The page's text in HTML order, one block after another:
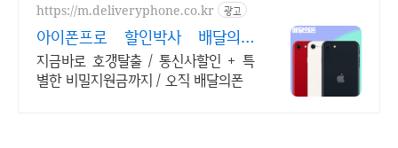
https://m.deliveryphone.co.kr 광고
아이폰프로 할인박사 배달의폰
Secret 비밀지원금!
지금바로 호갱탈출 / 통신사할인 + 특
별한 비밀지원금까지 / 오직 배달의폰